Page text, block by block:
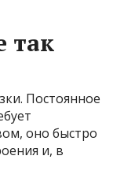
так
Постоянное
оно быстро
и, в